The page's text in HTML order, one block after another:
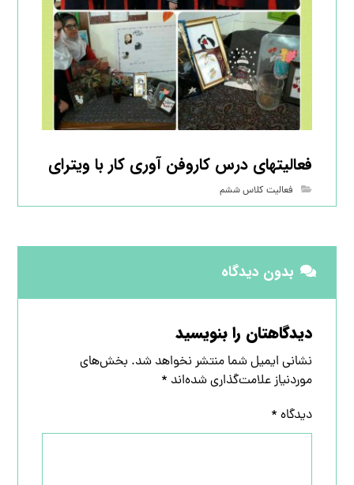
فعالیتهای درس کاروفن آوری کار با ویترای
فعالیت کلاس ششم
بدون دیدگاه
دیدگاهتان را بنویسید
نشانی ایمیل شما منتشر نخواهد شد. بخش‌های
موردنیاز علامت‌گذاری شده‌اند *
دیدگاه *